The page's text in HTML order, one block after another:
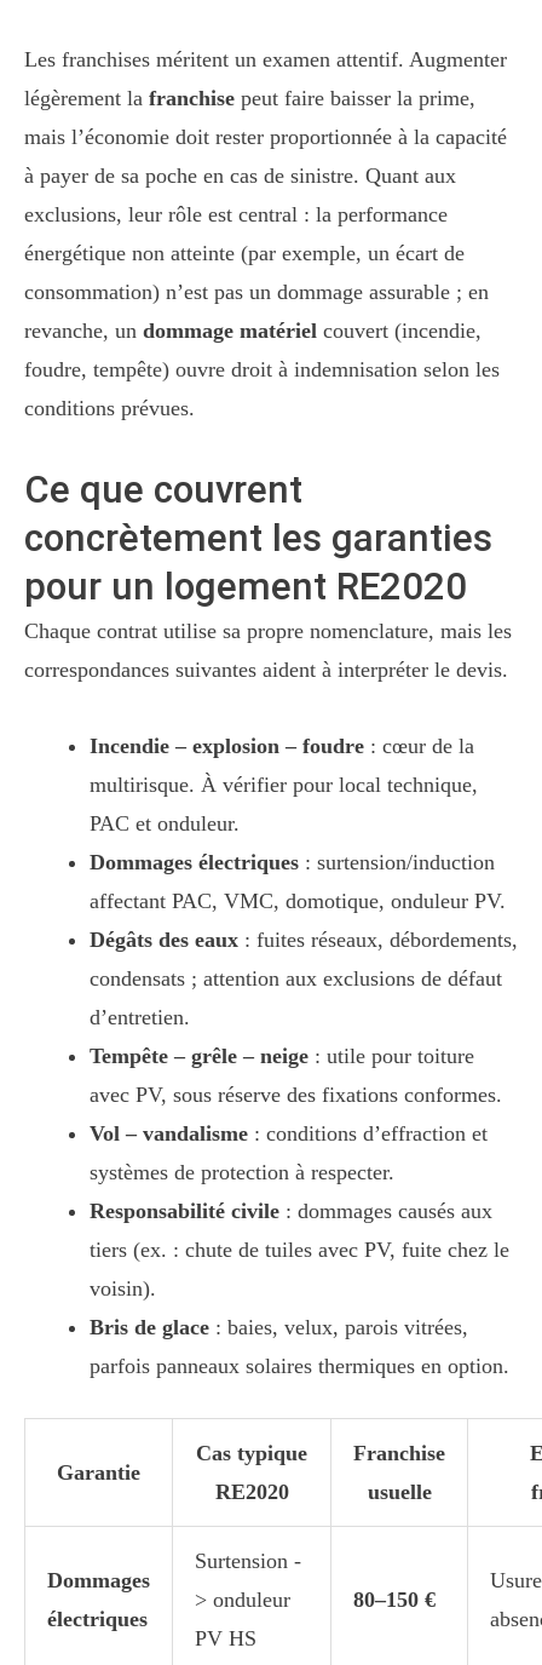
Les franchises méritent un examen attentif. Augmenter
légèrement la franchise peut faire baisser la prime,
mais l’économie doit rester proportionnée à la capacité
à payer de sa poche en cas de sinistre. Quant aux
exclusions, leur rôle est central : la performance
énergétique non atteinte (par exemple, un écart de
consommation) n’est pas un dommage assurable ; en
revanche, un dommage matériel couvert (incendie,
foudre, tempête) ouvre droit à indemnisation selon les
conditions prévues.
Ce que couvrent
concrètement les garanties
pour un logement RE2020
Chaque contrat utilise sa propre nomenclature, mais les
correspondances suivantes aident à interpréter le devis.
Incendie – explosion – foudre : cœur de la
multirisque. À vérifier pour local technique,
PAC et onduleur.
Dommages électriques : surtension/induction
affectant PAC, VMC, domotique, onduleur PV.
Dégâts des eaux : fuites réseaux, débordements,
condensats ; attention aux exclusions de défaut
d’entretien.
Tempête – grêle – neige : utile pour toiture
avec PV, sous réserve des fixations conformes.
Vol – vandalisme : conditions d’effraction et
systèmes de protection à respecter.
Responsabilité civile : dommages causés aux
tiers (ex. : chute de tuiles avec PV, fuite chez le
voisin).
Bris de glace : baies, velux, parois vitrées,
parfois panneaux solaires thermiques en option.
Garantie
Cas typique
RE2020
Franchise
usuelle
Dommages
électriques
Surtension -
> onduleur
PV HS
80–150 €